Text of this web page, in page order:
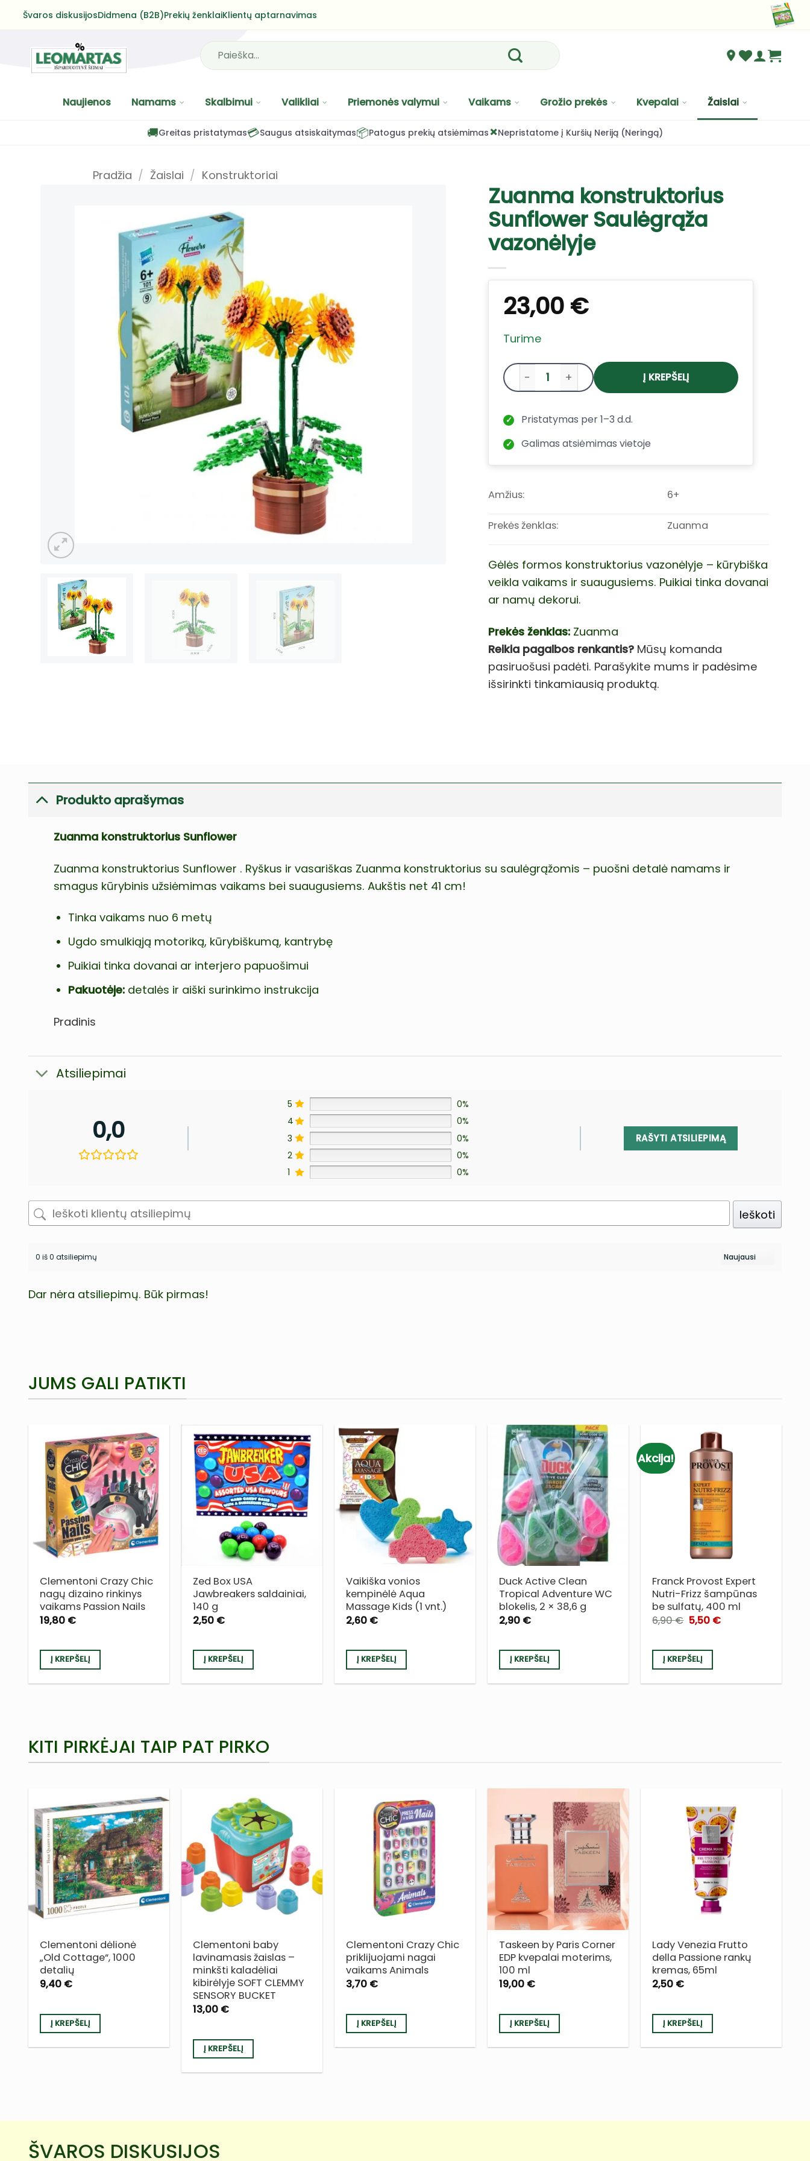
Švaros diskusijosDidmena (B2B)Prekių ženklaiKlientų aptarnavimas
Ieškoti:
Naujienos Namams Skalbimui Valikliai Priemonės valymui Vaikams Grožio prekės Kvepalai Žaislai
🚚Greitas pristatymas💳Saugus atsiskaitymas📦Patogus prekių atsiėmimas×Nepristatome į Kuršių Neriją (Neringą)
Pradžia / Žaislai / Konstruktoriai
Zuanma konstruktorius
Sunflower Saulėgrąža
vazonėlyje
23,00 €
Turime
produkto kiekis: Zuanma konstruktorius Sunflower
Į KREPŠELĮ
✓ Pristatymas per 1–3 d.d.
✓ Galimas atsiėmimas vietoje
Amžius: 6+
Prekės ženklas: Zuanma
Gėlės formos konstruktorius vazonėlyje – kūrybiška
veikla vaikams ir suaugusiems. Puikiai tinka dovanai
ar namų dekorui.
Prekės ženklas: Zuanma
Reikia pagalbos renkantis? Mūsų komanda
pasiruošusi padėti. Parašykite mums ir padėsime
išsirinkti tinkamiausią produktą.
Produkto aprašymas
Zuanma konstruktorius Sunflower
Zuanma konstruktorius Sunflower . Ryškus ir vasariškas Zuanma konstruktorius su saulėgrąžomis – puošni detalė namams ir
smagus kūrybinis užsiėmimas vaikams bei suaugusiems. Aukštis net 41 cm!
Tinka vaikams nuo 6 metų
Ugdo smulkiąją motoriką, kūrybiškumą, kantrybę
Puikiai tinka dovanai ar interjero papuošimui
Pakuotėje: detalės ir aiški surinkimo instrukcija
Pradinis
Atsiliepimai
0,0
5
0%
4
0%
3
0%
2
0%
1
0%
RAŠYTI ATSILIEPIMĄ
Ieškoti
0 iš 0 atsiliepimų
Dar nėra atsiliepimų. Būk pirmas!
JUMS GALI PATIKTI
PRIDĖTI
Į NORŲ
SĄRAŠĄ
Clementoni Crazy Chic
nagų dizaino rinkinys
vaikams Passion Nails
19,80 €
Į KREPŠELĮ
PRIDĖTI
Į NORŲ
SĄRAŠĄ
Zed Box USA
Jawbreakers saldainiai,
140 g
2,50 €
Į KREPŠELĮ
SĄRAŠĄ
Vaikiška vonios
kempinėlė Aqua
Massage Kids (1 vnt.)
2,60 €
Į KREPŠELĮ
PRIDĖTI
Į NORŲ
SĄRAŠĄ
Duck Active Clean
Tropical Adventure WC
blokelis, 2 × 38,6 g
2,90 €
Į KREPŠELĮ
Akcija!
Franck Provost Expert
Nutri-Frizz šampūnas
be sulfatų, 400 ml
6,90€ Original
price
6,90 €.
5,50 €Current
Į KREPŠELĮ
KITI PIRKĖJAI TAIP PAT PIRKO
PRIDĖTI
Į NORŲ
SĄRAŠĄ
Clementoni dėlionė
„Old Cottage“, 1000
detalių
9,40 €
Į KREPŠELĮ
PRIDĖTI
Į NORŲ
SĄRAŠĄ
Clementoni baby
lavinamasis žaislas –
minkšti kaladėliai
kibirėlyje SOFT CLEMMY
SENSORY BUCKET
13,00 €
Į KREPŠELĮ
Į NORŲ
SĄRAŠĄ
Clementoni Crazy Chic
priklijuojami nagai
vaikams Animals
3,70 €
Į KREPŠELĮ
PRIDĖTI
SĄRAŠĄ
Taskeen by Paris Corner
EDP kvepalai moterims,
100 ml
19,00 €
Į KREPŠELĮ
Lady Venezia Frutto
della Passione rankų
kremas, 65ml
2,50 €
Į KREPŠELĮ
ŠVAROS DISKUSIJOS